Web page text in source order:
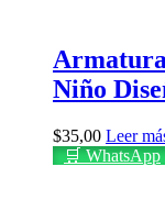
Niño
$35,00 Leer
🛒 WhatsApp